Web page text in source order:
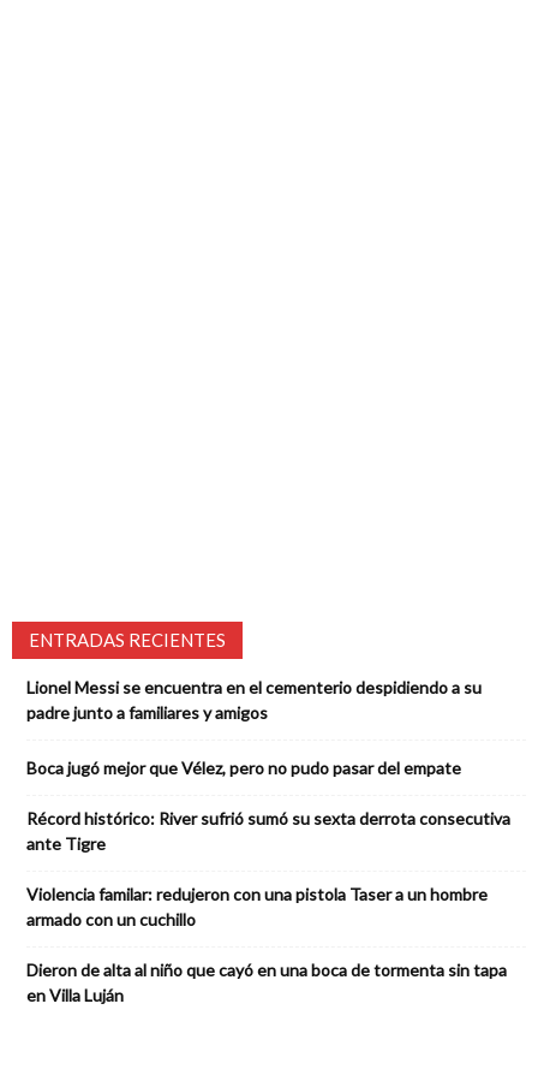
ENTRADAS RECIENTES
Lionel Messi se encuentra en el cementerio despidiendo a su
padre junto a familiares y amigos
Boca jugó mejor que Vélez, pero no pudo pasar del empate
Récord histórico: River sufrió sumó su sexta derrota consecutiva
ante Tigre
Violencia familar: redujeron con una pistola Taser a un hombre
armado con un cuchillo
Dieron de alta al niño que cayó en una boca de tormenta sin tapa
en Villa Luján